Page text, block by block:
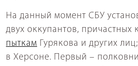
На данный момент СБУ
двух оккупантов,
пыткам Гурякова и других
в Херсоне. Первый –